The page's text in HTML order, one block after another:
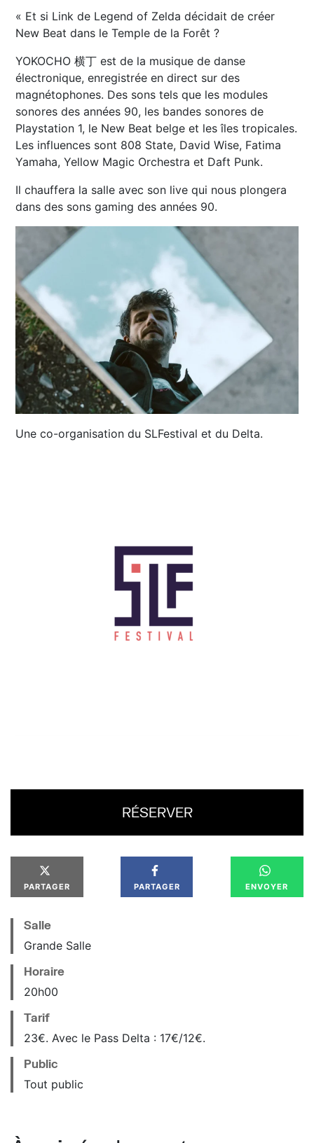
« Et si Link de Legend of Zelda décidait de créer
New Beat dans le Temple de la Forêt ?
YOKOCHO 横丁 est de la musique de danse
électronique, enregistrée en direct sur des
magnétophones. Des sons tels que les modules
sonores des années 90, les bandes sonores de
Playstation 1, le New Beat belge et les îles tropicales.
Les influences sont 808 State, David Wise, Fatima
Yamaha, Yellow Magic Orchestra et Daft Punk.
Il chauffera la salle avec son live qui nous plongera
dans des sons gaming des années 90.
Une co-organisation du SLFestival et du Delta.
RÉSERVER
PARTAGER PARTAGER ENVOYER
Salle
Grande Salle
Horaire
20h00
Tarif
23€. Avec le Pass Delta : 17€/12€.
Public
Tout public